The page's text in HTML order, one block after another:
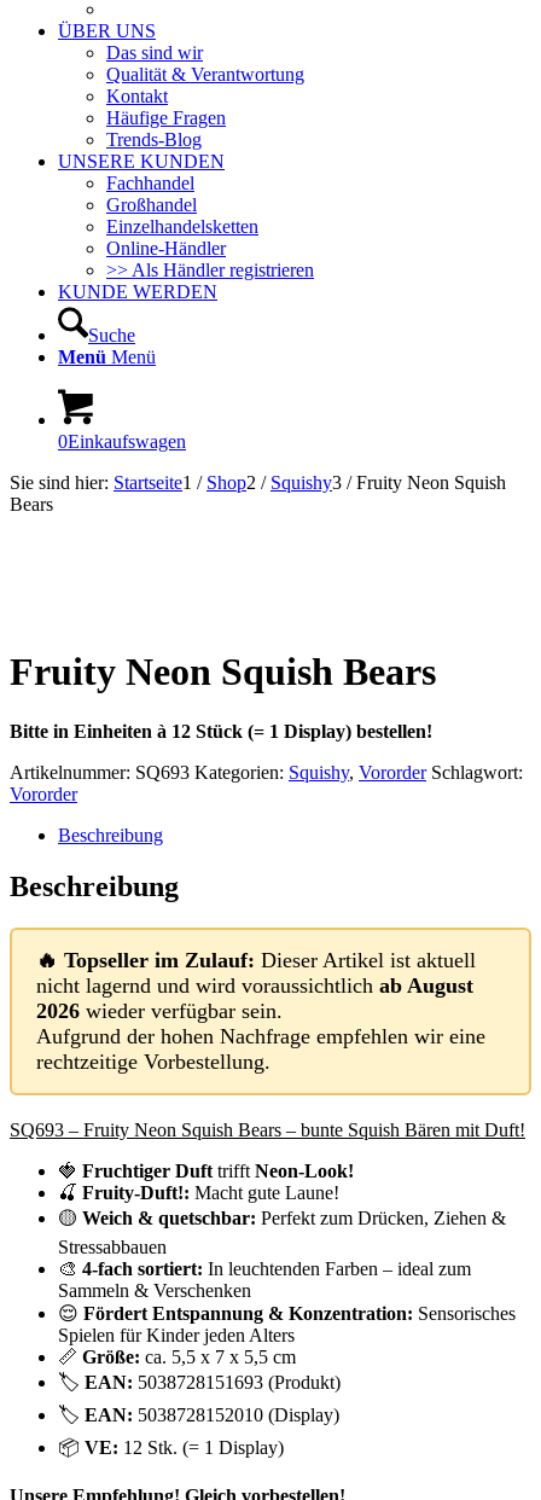
ÜBER UNS
Das sind wir
Qualität & Verantwortung
Kontakt
Häufige Fragen
Trends-Blog
UNSERE KUNDEN
Fachhandel
Großhandel
Einzelhandelsketten
Online-Händler
>> Als Händler registrieren
KUNDE WERDEN
Suche
Menü Menü
0Einkaufswagen
Sie sind hier: Startseite1 / Shop2 / Squishy3 / Fruity Neon Squish
Bears
Fruity Neon Squish Bears
Bitte in Einheiten à 12 Stück (= 1 Display) bestellen!
Artikelnummer: SQ693 Kategorien: Squishy, Vororder Schlagwort:
Vororder
Beschreibung
Beschreibung
🔥 Topseller im Zulauf: Dieser Artikel ist aktuell
nicht lagernd und wird voraussichtlich ab August
2026 wieder verfügbar sein.
Aufgrund der hohen Nachfrage empfehlen wir eine
rechtzeitige Vorbestellung.
SQ693 – Fruity Neon Squish Bears – bunte Squish Bären mit Duft!
🍓 Fruchtiger Duft trifft Neon-Look!
🍒 Fruity-Duft!: Macht gute Laune!
🟡 Weich & quetschbar: Perfekt zum Drücken, Ziehen &
Stressabbauen
🎨 4-fach sortiert: In leuchtenden Farben – ideal zum
Sammeln & Verschenken
😌 Fördert Entspannung & Konzentration: Sensorisches
Spielen für Kinder jeden Alters
📏 Größe: ca. 5,5 x 7 x 5,5 cm
🏷️ EAN: 5038728151693 (Produkt)
🏷️ EAN: 5038728152010 (Display)
📦 VE: 12 Stk. (= 1 Display)
Unsere Empfehlung! Gleich vorbestellen!